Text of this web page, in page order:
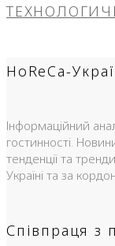
HoReCa-
Інформаційний
гостинності.
тенденції та
Україні та за
Співпраця з